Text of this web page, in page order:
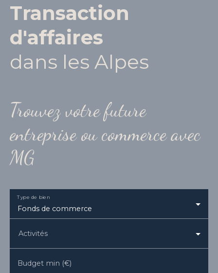
Transaction
d'affaires
dans les Alpes
Trouvez votre future
entreprise ou commerce avec
MG
Fonds de commerce
Type de bien
Activités
Budget min (€)